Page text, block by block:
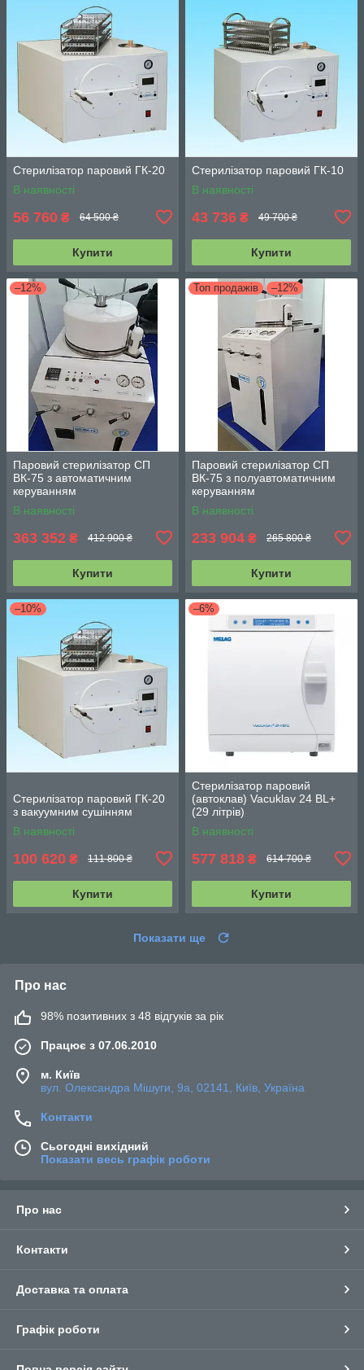
Стерилізатор паровий ГК-20
В наявності
56 760 ₴ 64 500 ₴
Купити
Стерилізатор паровий ГК-10
В наявності
43 736 ₴ 49 700 ₴
Купити
–12%
Паровий стерилізатор СП
ВК-75 з автоматичним
керуванням
В наявності
363 352 ₴ 412 900 ₴
Купити
Топ продажів –12%
Паровий стерилізатор СП
ВК-75 з полуавтоматичним
керуванням
В наявності
233 904 ₴ 265 800 ₴
Купити
–10%
Стерилізатор паровий ГК-20
з вакуумним сушінням
В наявності
100 620 ₴ 111 800 ₴
Купити
–6%
Стерилізатор паровий
(автоклав) Vacuklav 24 BL+
(29 літрів)
В наявності
577 818 ₴ 614 700 ₴
Купити
Показати ще
Про нас
98% позитивних з 48 відгуків за рік
Працює з 07.06.2010
м. Київ
вул. Олександра Мішуги, 9а, 02141, Київ, Україна
Контакти
Сьогодні вихідний
Показати весь графік роботи
Про нас
Контакти
Доставка та оплата
Графік роботи